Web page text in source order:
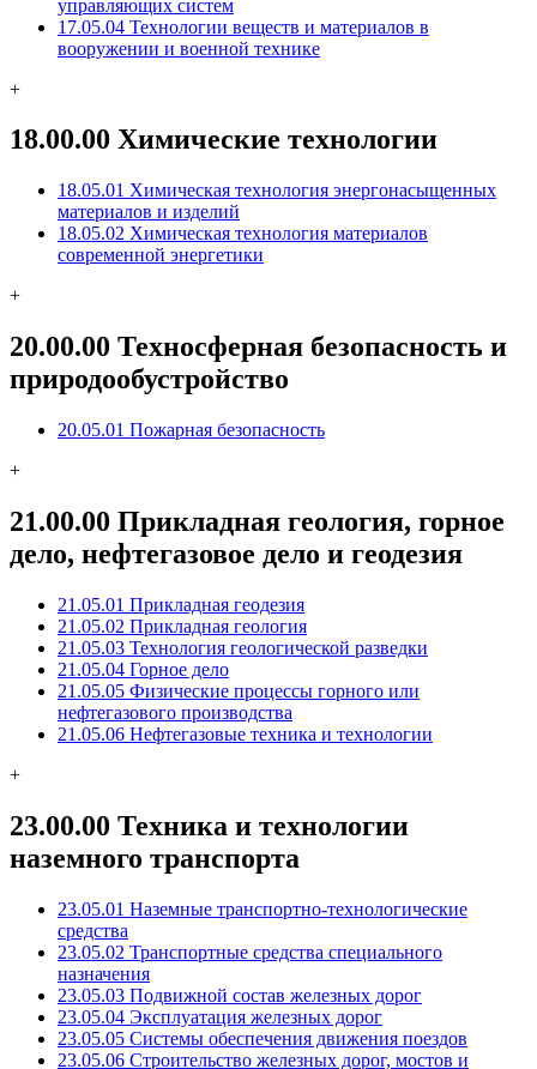
управляющих систем
17.05.04 Технологии веществ и материалов в
вооружении и военной технике
+
18.00.00 Химические технологии
18.05.01 Химическая технология энергонасыщенных
материалов и изделий
18.05.02 Химическая технология материалов
современной энергетики
+
20.00.00 Техносферная безопасность и
природообустройство
20.05.01 Пожарная безопасность
+
21.00.00 Прикладная геология, горное
дело, нефтегазовое дело и геодезия
21.05.01 Прикладная геодезия
21.05.02 Прикладная геология
21.05.03 Технология геологической разведки
21.05.04 Горное дело
21.05.05 Физические процессы горного или
нефтегазового производства
21.05.06 Нефтегазовые техника и технологии
+
23.00.00 Техника и технологии
наземного транспорта
23.05.01 Наземные транспортно-технологические
средства
23.05.02 Транспортные средства специального
назначения
23.05.03 Подвижной состав железных дорог
23.05.04 Эксплуатация железных дорог
23.05.05 Системы обеспечения движения поездов
23.05.06 Строительство железных дорог, мостов и